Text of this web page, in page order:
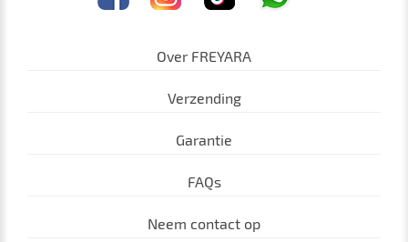
Over FREYARA
Verzending
Garantie
FAQs
Neem contact op